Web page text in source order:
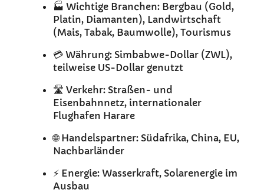
🏭 Wichtige Branchen: Bergbau (Gold,
Platin, Diamanten), Landwirtschaft
(Mais, Tabak, Baumwolle), Tourismus
💳 Währung: Simbabwe-Dollar (ZWL),
teilweise US-Dollar genutzt
🛣️ Verkehr: Straßen- und
Eisenbahnnetz, internationaler
Flughafen Harare
🌐 Handelspartner: Südafrika, China, EU,
Nachbarländer
⚡ Energie: Wasserkraft, Solarenergie im
Ausbau